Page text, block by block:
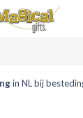
in NL bij